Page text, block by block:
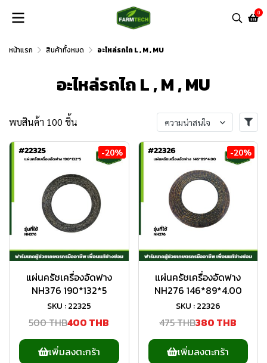
0
หน้าแรก สินค้าทั้งหมด อะไหล่รถไถ L , M , MU
อะไหล่รถไถ L , M , MU
พบสินค้า 100 ชิ้น ความน่าสนใจ
-20%
แผ่นครัชเครื่องอัดฟาง
NH376 190*132*5
SKU : 22325
500 THB400 THB
เพิ่มลงตะกร้า
-20%
แผ่นครัชเครื่องอัดฟาง
NH276 146*89*4.00
SKU : 22326
475 THB380 THB
เพิ่มลงตะกร้า